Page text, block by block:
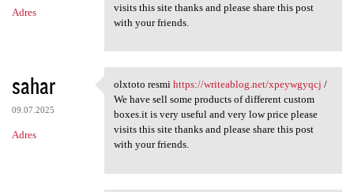
Adres
visits this site thanks and please share this post
with your friends.
sahar
09.07.2025
Adres
olxtoto resmi https:/
olxtoto resmi https://writeablog.net/xpeywgyqcj /
We have sell some products of different custom
boxes.it is very useful and very low price please
visits this site thanks and please share this post
with your friends.